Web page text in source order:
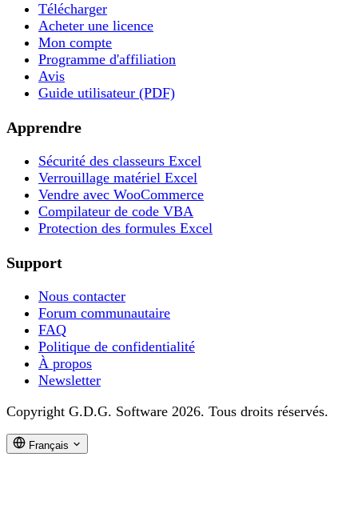
Télécharger
Acheter une licence
Mon compte
Programme d'affiliation
Avis
Guide utilisateur (PDF)
Apprendre
Sécurité des classeurs Excel
Verrouillage matériel Excel
Vendre avec WooCommerce
Compilateur de code VBA
Protection des formules Excel
Support
Nous contacter
Forum communautaire
FAQ
Politique de confidentialité
À propos
Newsletter
Copyright G.D.G. Software 2026. Tous droits réservés.
Français